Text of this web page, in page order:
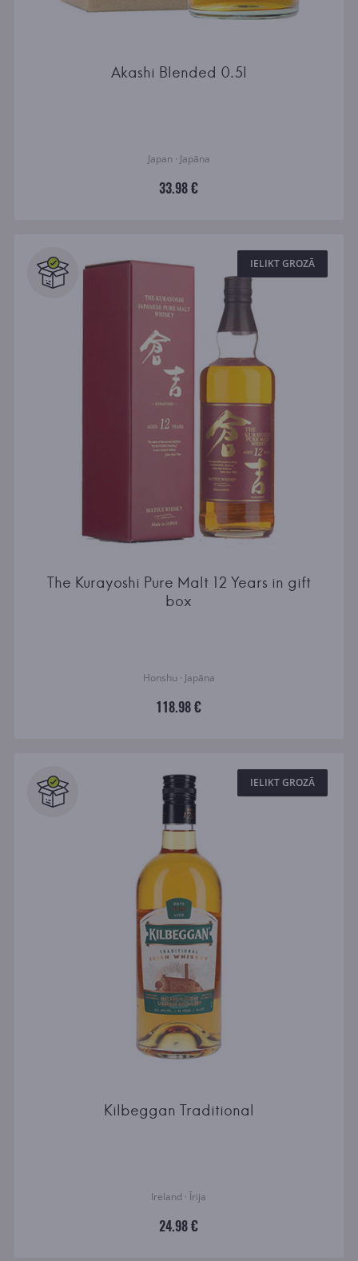
Akashi Blended 0.5l
Japan · Japāna
33.98 €
IELIKT GROZĀ
The Kurayoshi Pure Malt 12 Years in gift
box
Honshu · Japāna
118.98 €
IELIKT GROZĀ
Kilbeggan Traditional
Ireland · Īrija
24.98 €